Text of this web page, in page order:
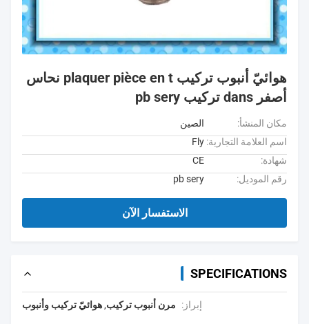
هوائيّ أنبوب تركيب plaquer pièce en t نحاس
أصفر dans تركيب pb sery
مكان المنشأ:
الصين
اسم العلامة التجارية: Fly
شهادة:
CE
رقم الموديل:
pb sery
الاستفسار الآن
SPECIFICATIONS
إبراز: مرن أنبوب تركيب, هوائيّ تركيب وأنبوب